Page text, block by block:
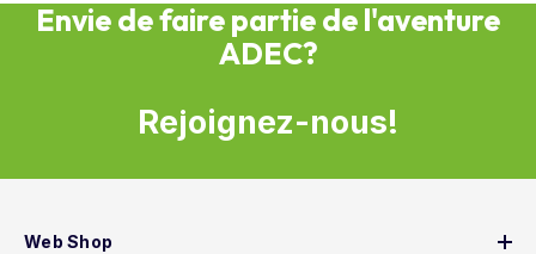
Envie de faire partie de l'aventure
ADEC?
Rejoignez-nous!
Web Shop